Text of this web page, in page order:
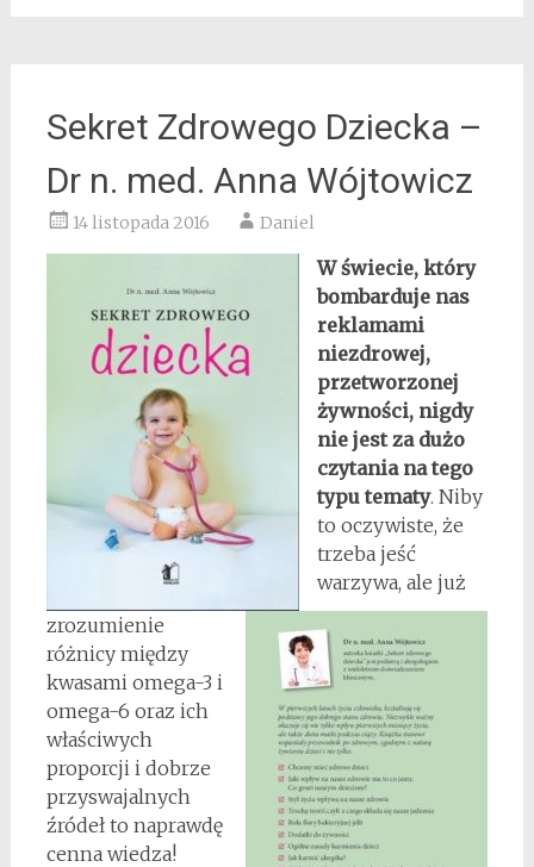
Sekret Zdrowego Dziecka –
Dr n. med. Anna Wójtowicz
14 listopada 2016 Daniel
W świecie, który
bombarduje nas
reklamami
niezdrowej,
przetworzonej
żywności, nigdy
nie jest za dużo
czytania na tego
typu tematy. Niby
to oczywiste, że
trzeba jeść
warzywa, ale już
zrozumienie
różnicy między
kwasami omega-3 i
omega-6 oraz ich
właściwych
proporcji i dobrze
przyswajalnych
źródeł to naprawdę
cenna wiedza!